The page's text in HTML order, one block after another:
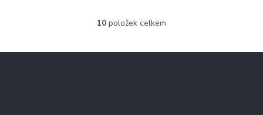
O
l
10 položek celkem